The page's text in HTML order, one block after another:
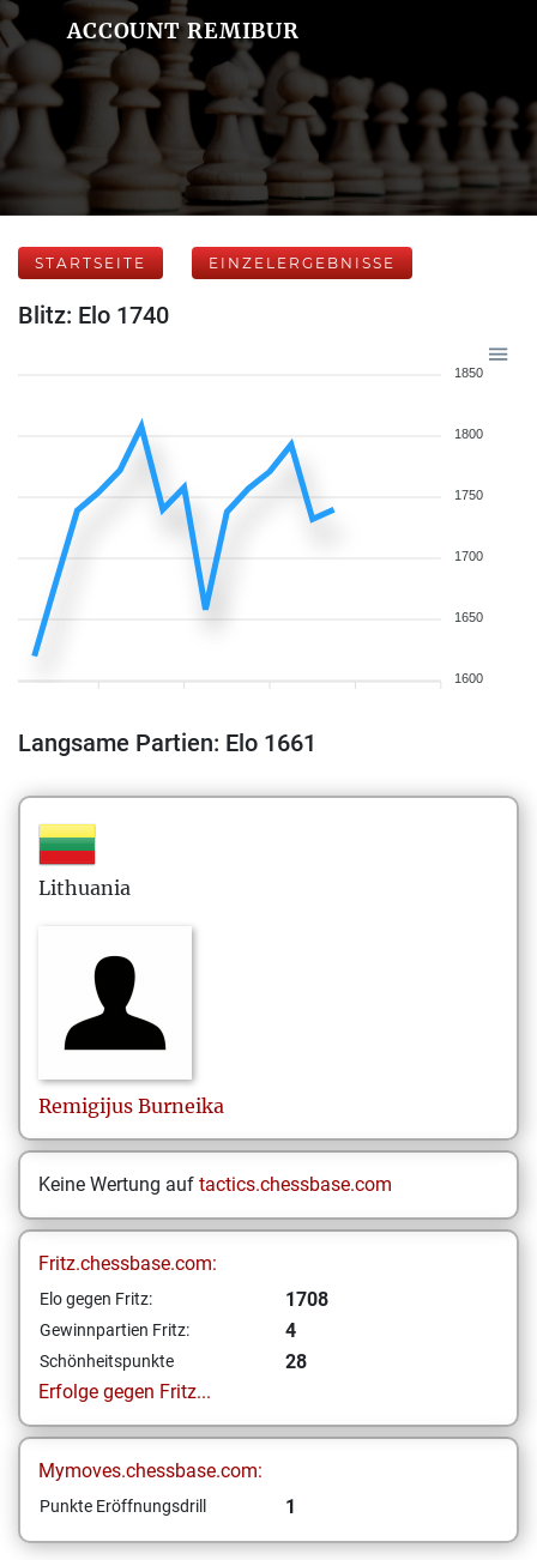
ACCOUNT REMIBUR
STARTSEITE EINZELERGEBNISSE
Blitz: Elo 1740
1850
1800
1750
1700
1650
1600
Langsame Partien: Elo 1661
Lithuania
Remigijus Burneika
Keine Wertung auf tactics.chessbase.com
Fritz.chessbase.com:
Elo gegen Fritz: 1708
Gewinnpartien Fritz: 4
Schönheitspunkte
28
Erfolge gegen Fritz...
Mymoves.chessbase.com:
Punkte Eröffnungsdrill 1